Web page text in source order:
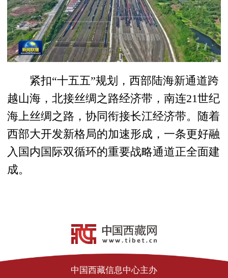
紧扣“十五五”规划，西部陆海新通道跨
越山海，北接丝绸之路经济带，南连21世纪
海上丝绸之路，协同衔接长江经济带。随着
西部大开发新格局的加速形成，一条更好融
入国内国际双循环的重要战略通道正全面建
成。
中国西藏信息中心主办